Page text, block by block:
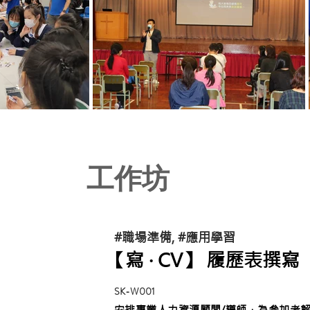
工作坊
#職場準備, #應用學習
【寫 ‧ CV】 履歷表撰寫
SK-W001